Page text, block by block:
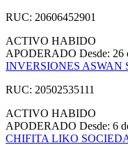
RUC: 20606452901
ACTIVO HABIDO
APODERADO Desde: 26
INVERSIONES ASWAN
RUC: 20502535111
ACTIVO HABIDO
APODERADO Desde: 6
CHIFITA LIKO